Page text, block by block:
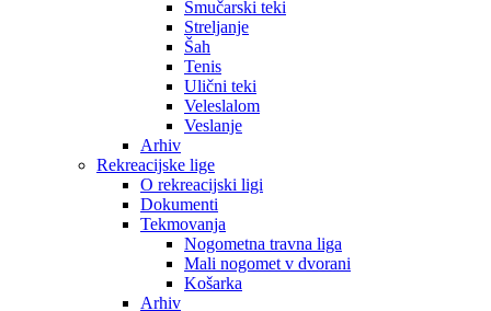
Smučarski teki
Streljanje
Šah
Tenis
Ulični teki
Veleslalom
Veslanje
Arhiv
Rekreacijske lige
O rekreacijski ligi
Dokumenti
Tekmovanja
Nogometna travna liga
Mali nogomet v dvorani
Košarka
Arhiv